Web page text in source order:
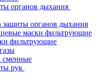
органов дыхания
защиты органов дыхания
маски фильтрующие
фильтрующие
сменные
рук